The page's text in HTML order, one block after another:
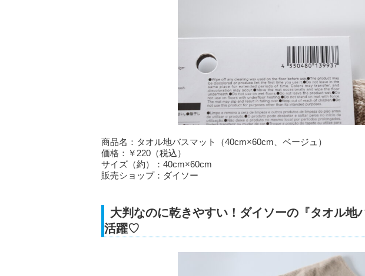
商品名：タオル地バスマット（40cm×60cm、ベージュ）
価格：￥220（税込）
サイズ（約）：40cm×60cm
販売ショップ：ダイソー
大判なのに乾きやすい！ダイソーの『タオル地
活躍♡